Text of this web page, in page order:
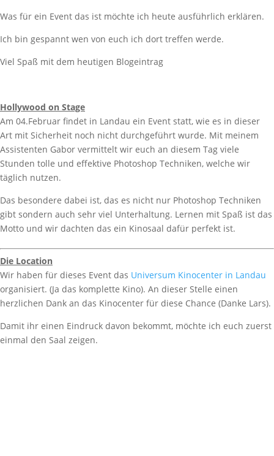
Was für ein Event das ist möchte ich heute ausführlich erklären.
Ich bin gespannt wen von euch ich dort treffen werde.
Viel Spaß mit dem heutigen Blogeintrag
Hollywood on Stage
Am 04.Februar findet in Landau ein Event statt, wie es in dieser
Art mit Sicherheit noch nicht durchgeführt wurde. Mit meinem
Assistenten Gabor vermittelt wir euch an diesem Tag viele
Stunden tolle und effektive Photoshop Techniken, welche wir
täglich nutzen.
Das besondere dabei ist, das es nicht nur Photoshop Techniken
gibt sondern auch sehr viel Unterhaltung. Lernen mit Spaß ist das
Motto und wir dachten das ein Kinosaal dafür perfekt ist.
Die Location
Wir haben für dieses Event das Universum Kinocenter in Landau
organisiert. (Ja das komplette Kino). An dieser Stelle einen
herzlichen Dank an das Kinocenter für diese Chance (Danke Lars).
Damit ihr einen Eindruck davon bekommt, möchte ich euch zuerst
einmal den Saal zeigen.